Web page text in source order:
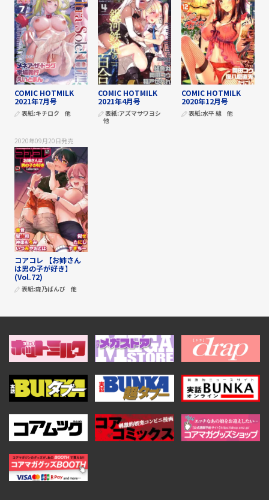
COMIC HOTMILK
2021年7月号
表紙:キチロク 他
COMIC HOTMILK
2021年4月号
表紙:アズマサワヨシ
他
COMIC HOTMILK
2020年12月号
表紙:水平 線 他
2020年09月20日発売
コアコレ 【お姉さん
は男の子が好き】
(Vol.72)
表紙:森乃ばんび 他